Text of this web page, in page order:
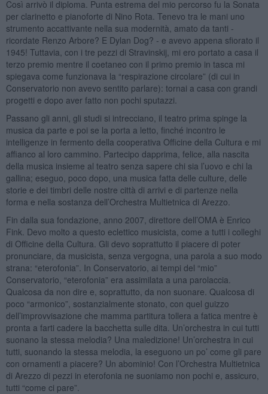
Così arrivò il diploma. Punta estrema del mio percorso fu la Sonata
per clarinetto e pianoforte di Nino Rota. Tenevo tra le mani uno
strumento accattivante nella sua modernità, amato da tanti -
ricordate Renzo Arbore? E Dylan Dog? - e avevo appena sfiorato il
1945! Tuttavia, con i tre pezzi di Stravinskij, mi ero portato a casa il
terzo premio mentre il coetaneo con il primo premio in tasca mi
spiegava come funzionava la “respirazione circolare” (di cui in
Conservatorio non avevo sentito parlare): tornai a casa con grandi
progetti e dopo aver fatto non pochi sputazzi.
Passano gli anni, gli studi si intrecciano, il teatro prima spinge la
musica da parte e poi se la porta a letto, finché incontro le
intelligenze in fermento della cooperativa Officine della Cultura e mi
affianco al loro cammino. Partecipo dapprima, felice, alla nascita
della musica insieme al teatro senza sapere chi sia l’uovo e chi la
gallina; eseguo, poco dopo, una musica fatta delle culture, delle
storie e dei timbri delle nostre città di arrivi e di partenze nella
forma e nella sostanza dell’Orchestra Multietnica di Arezzo.
Fin dalla sua fondazione, anno 2007, direttore dell’OMA è Enrico
Fink. Devo molto a questo eclettico musicista, come a tutti i colleghi
di Officine della Cultura. Gli devo soprattutto il piacere di poter
pronunciare, da musicista, senza vergogna, una parola a suo modo
strana: “eterofonia”. In Conservatorio, ai tempi del “mio”
Conservatorio, “eterofonia” era assimilata a una parolaccia.
Qualcosa da non dire e, soprattutto, da non suonare. Qualcosa di
poco “armonico”, sostanzialmente stonato, con quel guizzo
dell’improvvisazione che mamma partitura tollera a fatica mentre è
pronta a farti cadere la bacchetta sulle dita. Un’orchestra in cui tutti
suonano la stessa melodia? Una maledizione! Un’orchestra in cui
tutti, suonando la stessa melodia, la eseguono un po’ come gli pare
con ornamenti a piacere? Un abominio! Con l’Orchestra Multietnica
di Arezzo di pezzi in eterofonia ne suoniamo non pochi e, assicuro,
tutti “come ci pare”.